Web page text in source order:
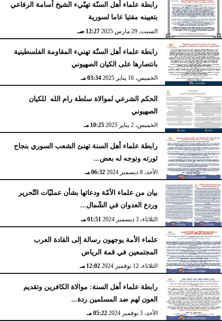
رابطة علماء أهل السنّة تهنّيء الشيخ أسامة الرفاعي
بتعيينه مفتيا عاما لسورية
السبت، 29 مارس 2025 12:27 صـ
رابطة علماء أهل السنّة تهنيء المقاومة الفلسطينية
بانتصارها على الكيان الصهيوني
الخميس، 16 يناير 2025 03:34 مـ
الحكم الشرعي لموالاة سلطة رام الله للكيان
الصهيوني
الخميس، 2 يناير 2025 10:25 مـ
رابطة علماء أهل السنة تهنئ الشعب السوري بنجاح
ثورته وتوجه له بعض...
الأحد، 8 ديسمبر 2024 06:32 مـ
بيان من علماء الأمّة ودعاتها بشأن عمليّات التّحرير
وردع العدوان في الشّمال...
الثلاثاء، 3 ديسمبر 2024 01:51 مـ
علماء الأمة يوجهون رسالة إلى القادة العرب
المجتمعين في قمة الرياض
الثلاثاء، 12 نوفمبر 2024 12:02 مـ
رابطة علماء أهل السنة: موالاة الكافرين وتقديم
العون لهم ضد المسلمين ردة...
الأحد، 3 نوفمبر 2024 05:22 مـ